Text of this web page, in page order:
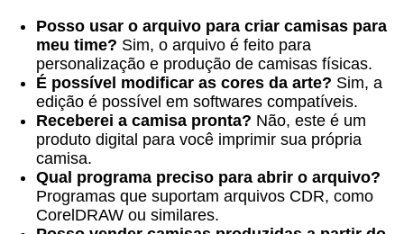
Posso usar o arquivo para criar camisas para
meu time? Sim, o arquivo é feito para
personalização e produção de camisas físicas.
É possível modificar as cores da arte? Sim, a
edição é possível em softwares compatíveis.
Receberei a camisa pronta? Não, este é um
produto digital para você imprimir sua própria
camisa.
Qual programa preciso para abrir o arquivo?
Programas que suportam arquivos CDR, como
CorelDRAW ou similares.